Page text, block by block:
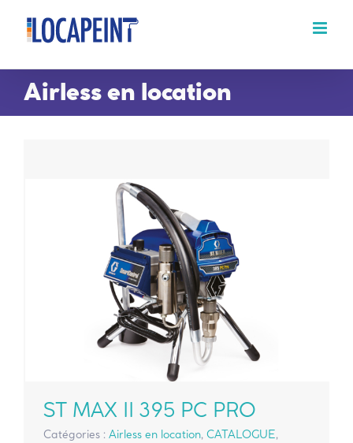
Passer
contenu
Airless en location
ST MAX II 395 PC PRO
Catégories : Airless en location, CATALOGUE,